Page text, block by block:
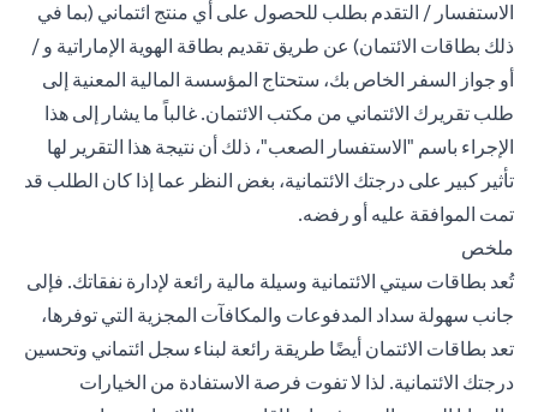
الاستفسار / التقدم بطلب للحصول على أي منتج ائتماني (بما في
ذلك بطاقات الائتمان) عن طريق تقديم بطاقة الهوية الإماراتية و /
أو جواز السفر الخاص بك، ستحتاج المؤسسة المالية المعنية إلى
طلب تقريرك الائتماني من مكتب الائتمان. غالباً ما يشار إلى هذا
الإجراء باسم "الاستفسار الصعب"، ذلك أن نتيجة هذا التقرير لها
تأثير كبير على درجتك الائتمانية، بغض النظر عما إذا كان الطلب قد
تمت الموافقة عليه أو رفضه.
ملخص
تُعد بطاقات سيتي الائتمانية وسيلة مالية رائعة لإدارة نفقاتك. فإلى
جانب سهولة سداد المدفوعات والمكافآت المجزية التي توفرها،
تعد بطاقات الائتمان أيضًا طريقة رائعة لبناء سجل ائتماني وتحسين
درجتك الائتمانية. لذا لا تفوت فرصة الاستفادة من الخيارات